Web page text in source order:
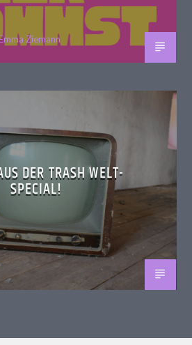
Ziemann
DER TRASH WELT-
SPECIAL!